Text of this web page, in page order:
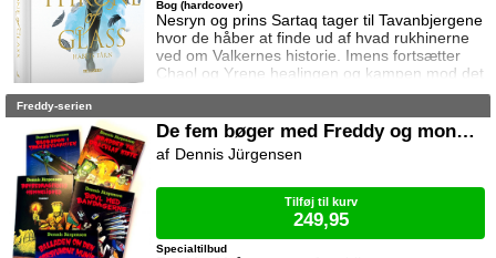
Nesryn og prins Sartaq tager til Tavanbjergene
hvor de håber at finde ud af hvad rukhinerne
ved om Valkernes historie. Imens fortsætter
Chaol og Yrene healingen og kampen mod det
mystiske mørke som lurer inden i ham. Men
deres venner derhjemme.
Bog (hardcover)
Freddy-serien
De fem bøger med Freddy og monstrene
Specialtilbud
Dennis Jürgensen
Tilføj til kurv
249,95